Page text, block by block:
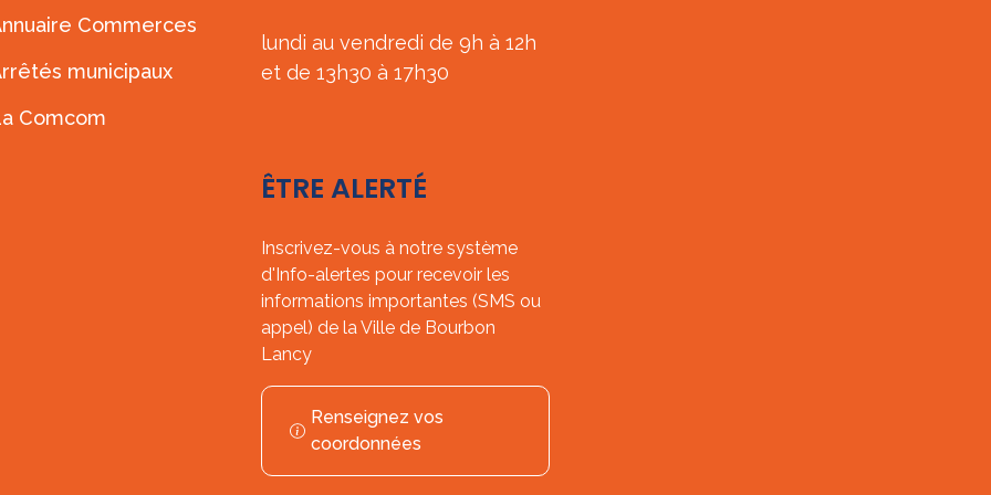
Commerces
municipaux
Comcom
lundi au vendredi de 9h à 12h
et de 13h30 à 17h30
ÊTRE ALERTÉ
Inscrivez-vous à notre système
d'Info-alertes pour recevoir les
informations importantes (SMS ou
appel) de la Ville de Bourbon
Lancy
Renseignez vos
coordonnées